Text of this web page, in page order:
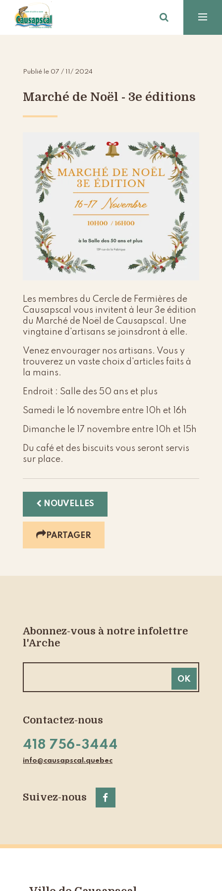
Publié le 07 / 11/ 2024
Marché de Noël - 3e éditions
Les membres du Cercle de Fermières de
Causapscal vous invitent à leur 3e édition
du Marché de Noël de Causapscal. Une
vingtaine d'artisans se joinsdront à elle.
Venez envourager nos artisans. Vous y
trouverez un vaste choix d'articles faits à
la mains.
Endroit : Salle des 50 ans et plus
Samedi le 16 novembre entre 10h et 16h
Dimanche le 17 novembre entre 10h et 15h
Du café et des biscuits vous seront servis
sur place.
NOUVELLES
PARTAGER
Abonnez-vous à notre infolettre
l'Arche
Contactez-nous
418 756-3444
info@causapscal.quebec
Suivez-nous